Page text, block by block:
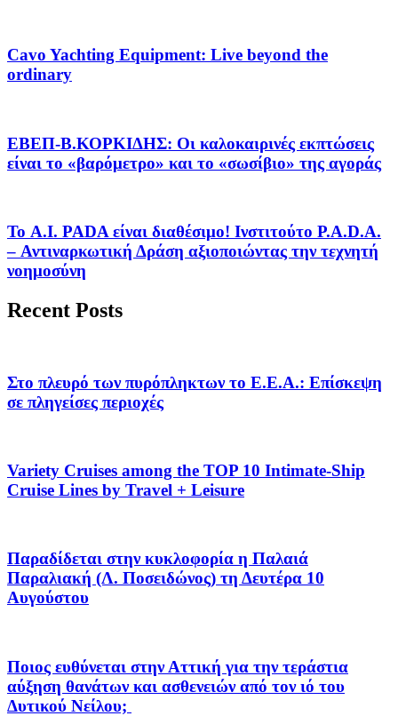
Cavo Yachting Equipment: Live beyond the
ordinary
EΒΕΠ-Β.ΚΟΡΚΙΔΗΣ: Οι καλοκαιρινές εκπτώσεις
είναι το «βαρόμετρο» και το «σωσίβιο» της αγοράς
Το A.I. PADA είναι διαθέσιμο! Ινστιτούτο P.A.D.A.
– Αντιναρκωτική Δράση αξιοποιώντας την τεχνητή
νοημοσύνη
Recent Posts
Στο πλευρό των πυρόπληκτων το Ε.Ε.Α.: Επίσκεψη
σε πληγείσες περιοχές
Variety Cruises among the TOP 10 Intimate-Ship
Cruise Lines by Travel + Leisure
Παραδίδεται στην κυκλοφορία η Παλαιά
Παραλιακή (Λ. Ποσειδώνος) τη Δευτέρα 10
Αυγούστου
Ποιος ευθύνεται στην Αττική για την τεράστια
αύξηση θανάτων και ασθενειών από τον ιό του
Δυτικού Νείλου;